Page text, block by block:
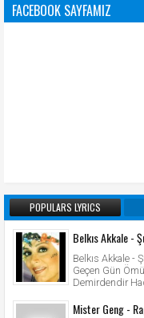
FACEBOOK SAYFAMIZ
POPULARS LYRICS
Belkıs Akkale -
Belkıs Akkale -
Geçen Gün
Demirdendir
Mister Geng -